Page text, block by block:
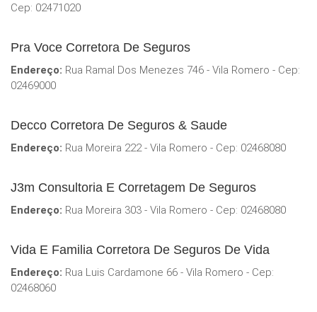
Cep: 02471020
Pra Voce Corretora De Seguros
Endereço: Rua Ramal Dos Menezes 746 - Vila Romero - Cep:
02469000
Decco Corretora De Seguros & Saude
Endereço: Rua Moreira 222 - Vila Romero - Cep: 02468080
J3m Consultoria E Corretagem De Seguros
Endereço: Rua Moreira 303 - Vila Romero - Cep: 02468080
Vida E Familia Corretora De Seguros De Vida
Endereço: Rua Luis Cardamone 66 - Vila Romero - Cep:
02468060